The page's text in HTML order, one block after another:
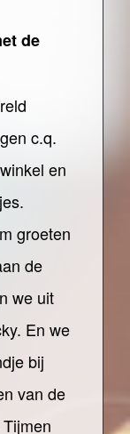
de
c.q.
en
groeten
de
we uit
En we
bij
van de